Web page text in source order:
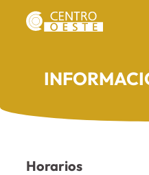
Horarios